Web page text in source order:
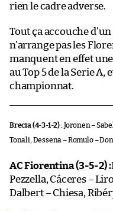
rien le cadre adverse.
Tout ça accouche
n’arrange pas les
manquent en effet
au Top 5 de la Serie A,
championnat.
Brecia (4-3-1-2) :Joronen –
Tonali, Dessena – Romulo –
AC Fiorentina (3-5-2) :
Pezzella, Cáceres –
Dalbert – Chiesa,